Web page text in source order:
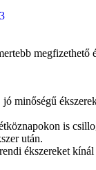
minőségű
is
után.
ékszereket